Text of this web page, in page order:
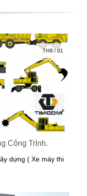
TH8/01
Công Trình.
dựng ( Xe máy thi